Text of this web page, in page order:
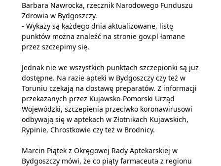
Barbara Nawrocka, rzecznik Narodowego Funduszu
Zdrowia w Bydgoszczy.
- Wykazy są każdego dnia aktualizowane, listę
punktów można znaleźć na stronie gov.pl łamane
przez szczepimy się.
Jednak nie we wszystkich punktach szczepionki są już
dostępne. Na razie apteki w Bydgoszczy czy też w
Toruniu czekają na dostawę preparatów. Z informacji
przekazanych przez Kujawsko-Pomorski Urząd
Wojewódzki, szczepienia przeciwko koronawirusowi
odbywają się w aptekach w Złotnikach Kujawskich,
Rypinie, Chrostkowie czy też w Brodnicy.
Marcin Piątek z Okręgowej Rady Aptekarskiej w
Bydgoszczy mówi, że co piąty farmaceuta z regionu